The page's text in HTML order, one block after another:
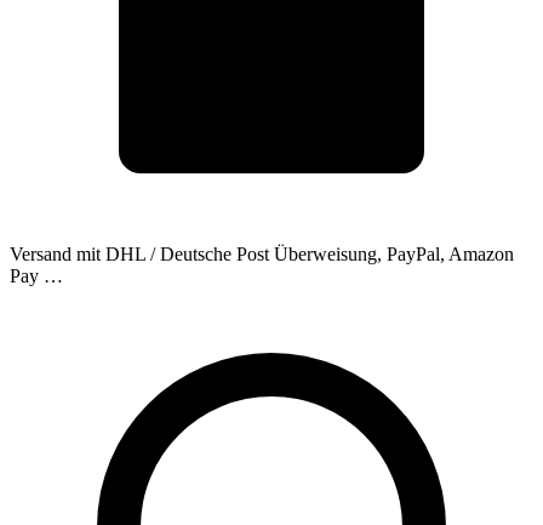
Versand mit DHL / Deutsche Post Überweisung, PayPal, Amazon
Pay …